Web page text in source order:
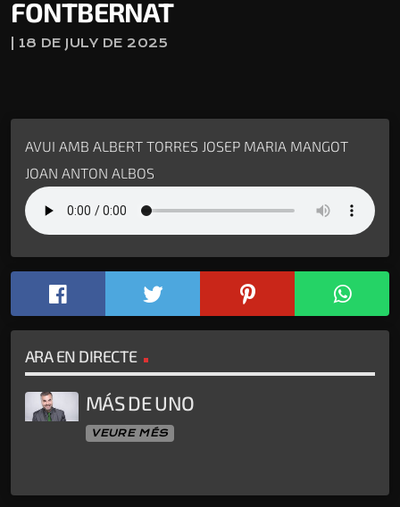
FONTBERNAT
| 18 DE JULY DE 2025
AVUI AMB ALBERT TORRES JOSEP MARIA MANGOT
JOAN ANTON ALBOS
ARA EN DIRECTE
MÁS DE UNO
VEURE MÉS